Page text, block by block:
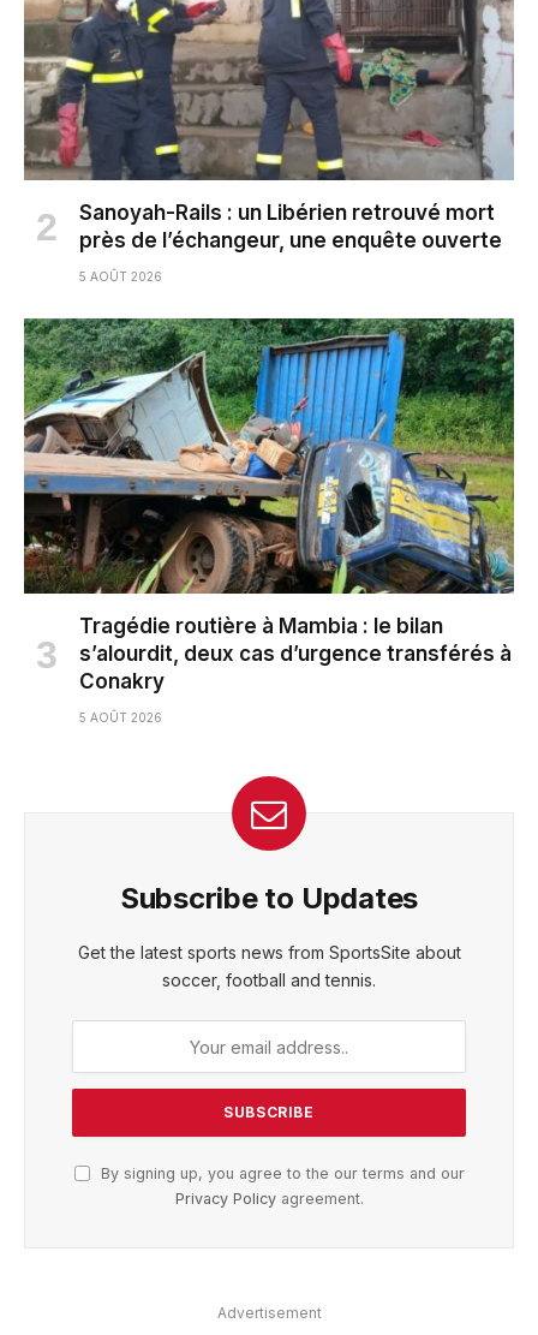
Sanoyah-Rails : un Libérien retrouvé mort
près de l’échangeur, une enquête ouverte
5 AOÛT 2026
Tragédie routière à Mambia : le bilan
s’alourdit, deux cas d’urgence transférés à
Conakry
5 AOÛT 2026
Subscribe to Updates
Get the latest sports news from SportsSite about
soccer, football and tennis.
By signing up, you agree to the our terms and our
Privacy Policyagreement.
Advertisement